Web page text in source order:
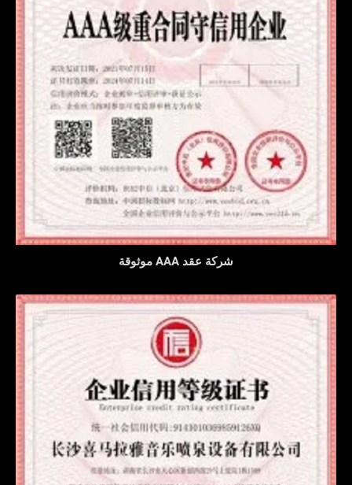
شركة عقد AAA موثوقة